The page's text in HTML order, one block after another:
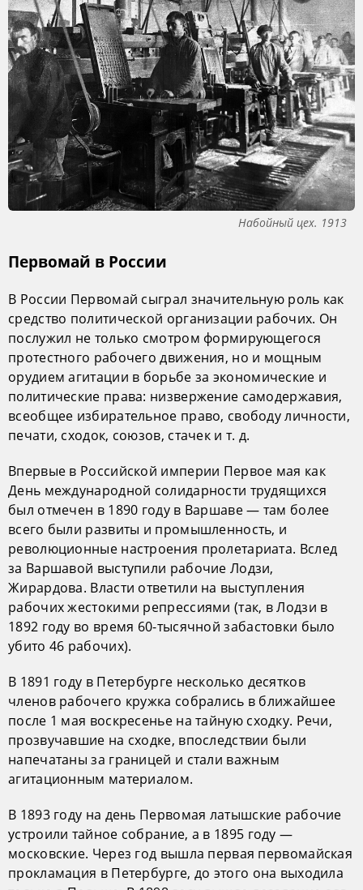
Набойный цех. 1913
Первомай в России
В России Первомай сыграл значительную роль как
средство политической организации рабочих. Он
послужил не только смотром формирующегося
протестного рабочего движения, но и мощным
орудием агитации в борьбе за экономические и
политические права: низвержение самодержавия,
всеобщее избирательное право, свободу личности,
печати, сходок, союзов, стачек и т. д.
Впервые в Российской империи Первое мая как
День международной солидарности трудящихся
был отмечен в 1890 году в Варшаве — там более
всего были развиты и промышленность, и
революционные настроения пролетариата. Вслед
за Варшавой выступили рабочие Лодзи,
Жирардова. Власти ответили на выступления
рабочих жестокими репрессиями (так, в Лодзи в
1892 году во время 60-тысячной забастовки было
убито 46 рабочих).
В 1891 году в Петербурге несколько десятков
членов рабочего кружка собрались в ближайшее
после 1 мая воскресенье на тайную сходку. Речи,
прозвучавшие на сходке, впоследствии были
напечатаны за границей и стали важным
агитационным материалом.
В 1893 году на день Первомая латышские рабочие
устроили тайное собрание, а в 1895 году —
московские. Через год вышла первая первомайская
прокламация в Петербурге, до этого она выходила